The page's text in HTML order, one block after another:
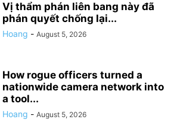
Vị thẩm phán liên bang này đã
phán quyết chống lại...
Hoang - August 5, 2026
How rogue officers turned a
nationwide camera network into
a tool...
Hoang - August 5, 2026